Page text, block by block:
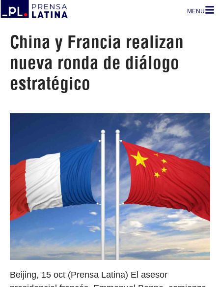
MENU
China y Francia realizan
nueva ronda de diálogo
estratégico
Beijing, 15 oct (Prensa Latina) El asesor